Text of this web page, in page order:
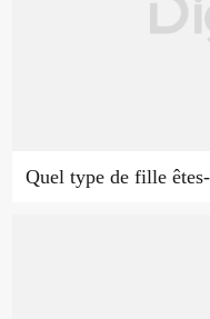
Quel type de fille